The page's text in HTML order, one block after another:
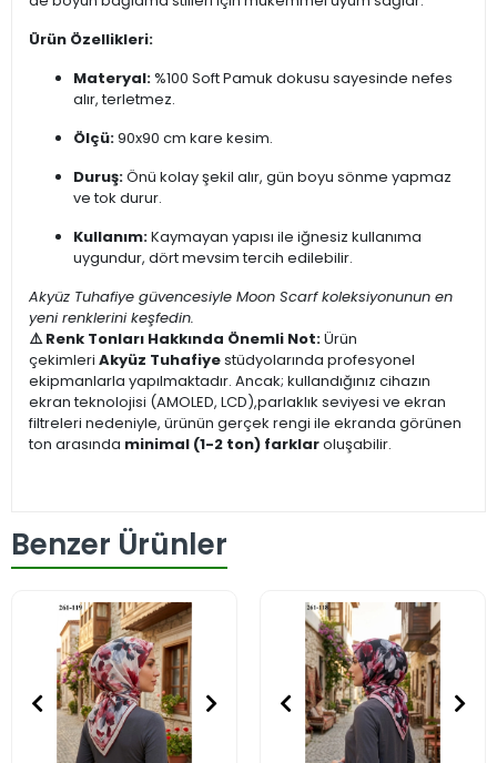
Ürün Özellikleri:
Materyal: %100 Soft Pamuk dokusu sayesinde nefes
alır, terletmez.
Ölçü:90x90 cm kare kesim.
Duruş:Önü kolay şekil alır, gün boyu sönme yapmaz
ve tok durur.
Kullanım:Kaymayan yapısı ile iğnesiz kullanıma
uygundur, dört mevsim tercih edilebilir.
Akyüz Tuhafiye güvencesiyle Moon Scarf koleksiyonunun en
yeni renklerini keşfedin.
⚠️ Renk Tonları Hakkında Önemli Not:Ürün
çekimleri Akyüz Tuhafiyestüdyolarında profesyonel
ekipmanlarla yapılmaktadır. Ancak; kullandığınız cihazın
ekran teknolojisi (AMOLED, LCD),parlaklık seviyesi ve ekran
filtreleri nedeniyle, ürünün gerçek rengi ile ekranda görünen
ton arasında minimal (1-2 ton) farklaroluşabilir.
Benzer Ürünler